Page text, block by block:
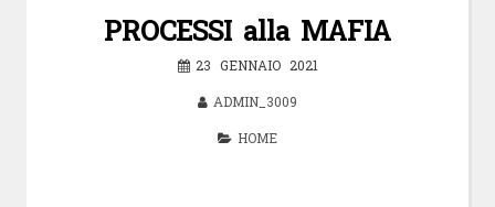
PROCESSI alla MAFIA
23 GENNAIO 2021
ADMIN_3009
HOME